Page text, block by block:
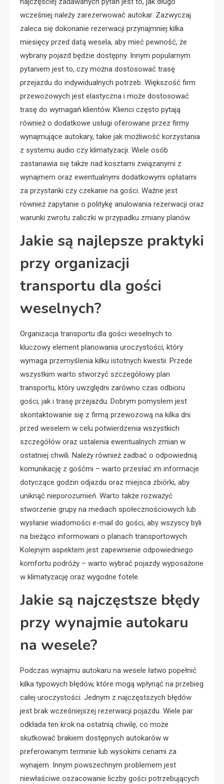
wcześniej należy zarezerwować autokar. Zazwyczaj
zaleca się dokonanie rezerwacji przynajmniej kilka
miesięcy przed datą wesela, aby mieć pewność, że
wybrany pojazd będzie dostępny. Innym popularnym
pytaniem jest to, czy można dostosować trasę
przejazdu do indywidualnych potrzeb. Większość firm
przewozowych jest elastyczna i może dostosować
trasę do wymagań klientów. Klienci często pytają
również o dodatkowe usługi oferowane przez firmy
wynajmujące autokary, takie jak możliwość korzystania
z systemu audio czy klimatyzacji. Wiele osób
zastanawia się także nad kosztami związanymi z
wynajmem oraz ewentualnymi dodatkowymi opłatami
za przystanki czy czekanie na gości. Ważne jest
również zapytanie o politykę anulowania rezerwacji oraz
warunki zwrotu zaliczki w przypadku zmiany planów.
Jakie są najlepsze praktyki
przy organizacji
transportu dla gości
weselnych?
Organizacja transportu dla gości weselnych to
kluczowy element planowania uroczystości, który
wymaga przemyślenia kilku istotnych kwestii. Przede
wszystkim warto stworzyć szczegółowy plan
transportu, który uwzględni zarówno czas odbioru
gości, jak i trasę przejazdu. Dobrym pomysłem jest
skontaktowanie się z firmą przewozową na kilka dni
przed weselem w celu potwierdzenia wszystkich
szczegółów oraz ustalenia ewentualnych zmian w
ostatniej chwili. Należy również zadbać o odpowiednią
komunikację z gośćmi – warto przesłać im informacje
dotyczące godzin odjazdu oraz miejsca zbiórki, aby
uniknąć nieporozumień. Warto także rozważyć
stworzenie grupy na mediach społecznościowych lub
wysłanie wiadomości e-mail do gości, aby wszyscy byli
na bieżąco informowani o planach transportowych.
Kolejnym aspektem jest zapewnienie odpowiedniego
komfortu podróży – warto wybrać pojazdy wyposażone
w klimatyzację oraz wygodne fotele.
Jakie są najczęstsze błędy
przy wynajmie autokaru
na wesele?
Podczas wynajmu autokaru na wesele łatwo popełnić
kilka typowych błędów, które mogą wpłynąć na przebieg
całej uroczystości. Jednym z najczęstszych błędów
jest brak wcześniejszej rezerwacji pojazdu. Wiele par
odkłada ten krok na ostatnią chwilę, co może
skutkować brakiem dostępnych autokarów w
preferowanym terminie lub wysokimi cenami za
wynajem. Innym powszechnym problemem jest
niewłaściwe oszacowanie liczby gości potrzebujących